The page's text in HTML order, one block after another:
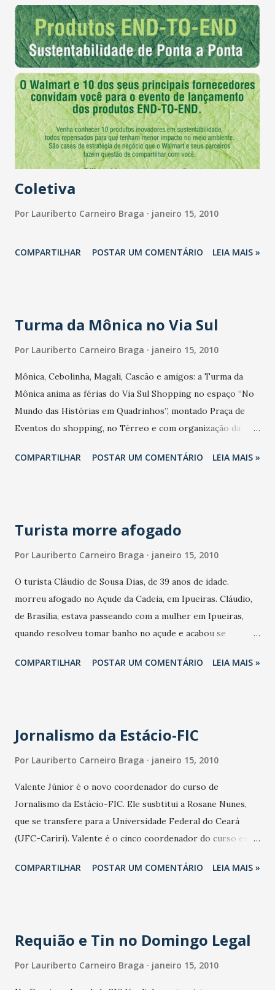
estava de lua de mel com o PT, fez referências amáveis a
Sérgio Novais, agradecimentos a Cid Gomes, Ivo Gomes,
Domingos Filho, Francisco Pinheiro e Eudes Xavier.
Elogiou seu secretariado e o vice-prefeito Tin Gomes,
além de se dizer uma aventureira e sonhadora. Pediu
bençãos "contra as coisas ruins" e prometeu continuar a
revitalização do Centro. Luizianne num vermelho com
preto básico estava feliz. Sorriso largo com a
concretização de obras. E anunciou para a próxima terça-
feira (19) a ass...
Coletiva
Por Lauriberto Carneiro Braga janeiro 15, 2010
COMPARTILHAR POSTAR UM COMENTÁRIO LEIA MAIS »
Turma da Mônica no Via Sul
Por Lauriberto Carneiro Braga janeiro 15, 2010
Mônica, Cebolinha, Magali, Cascão e amigos: a Turma da
Mônica anima as férias do Via Sul Shopping no espaço “No
Mundo das Histórias em Quadrinhos”, montado Praça de
Eventos do shopping, no Térreo e com organização da
em cartaz até 12 de fevereiro. Das 15às 21 horas, crianças de
teatro de fantoches) e o “Estúdio de Arte”, oferecendo
HQ. Tudo com o acompanhamento de monitores treinados
e com capacidade de receber até 36 crianças. Na área
externa do espaço, o público e as crianças poderão
conferir, também, uma exposição com a trajetória do autor
da Mônica e o processo de elaboração de uma histó...
COMPARTILHAR POSTAR UM COMENTÁRIO LEIA MAIS »
Turista morre afogado
Por Lauriberto Carneiro Braga janeiro 15, 2010
O turista Cláudio de Sousa Dias, de 39 anos de idade.
morreu afogado no Açude da Cadeia, em Ipueiras. Cláudio,
de Brasília, estava passeando com a mulher em Ipueiras,
quando resolveu tomar banho no açude e acabou se
COMPARTILHAR POSTAR UM COMENTÁRIO LEIA MAIS »
Jornalismo da Estácio-FIC
Por Lauriberto Carneiro Braga janeiro 15, 2010
Valente Júnior é o novo coordenador do curso de
Jornalismo da Estácio-FIC. Ele susbtitui a Rosane Nunes,
que se transfere para a Universidade Federal do Ceará
(UFC-Cariri). Valente é o cinco coordenador do curso em
veio Alejandro Sepulveda (ficou quatro anos), Valéria
COMPARTILHAR POSTAR UM COMENTÁRIO LEIA MAIS »
Requião e Tin no Domingo Legal
Por Lauriberto Carneiro Braga janeiro 15, 2010